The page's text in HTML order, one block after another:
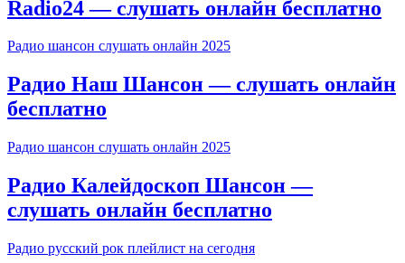
Radio24 — слушать онлайн бесплатно
Радио шансон слушать онлайн 2025
Радио Наш Шансон — слушать онлайн
бесплатно
Радио шансон слушать онлайн 2025
Радио Калейдоскоп Шансон —
слушать онлайн бесплатно
Радио русский рок плейлист на сегодня